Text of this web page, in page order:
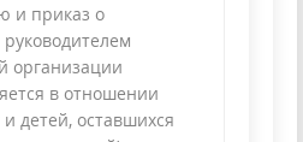
и приказ о
организации
в отношении
детей, оставшихся